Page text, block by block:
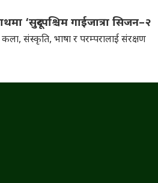
‘सुदूरपश्चिम गाईजात्रा सिजन–२
संस्कृति, भाषा र परम्परालाई संरक्षण